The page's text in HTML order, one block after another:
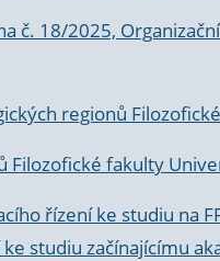
č. 18/2025,
regionů
Filozofické fakulty
řízení ke studiu na
studiu začínajícímu